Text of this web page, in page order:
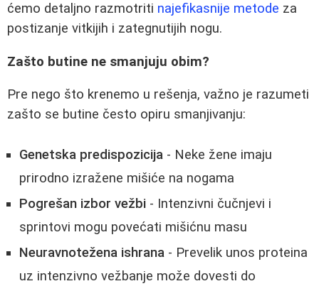
ćemo detaljno razmotriti najefikasnije metode za
postizanje vitkijih i zategnutijih nogu.
Zašto butine ne smanjuju obim?
Pre nego što krenemo u rešenja, važno je razumeti
zašto se butine često opiru smanjivanju:
Genetska predispozicija - Neke žene imaju
prirodno izražene mišiće na nogama
Pogrešan izbor vežbi - Intenzivni čučnjevi i
sprintovi mogu povećati mišićnu masu
Neuravnotežena ishrana - Prevelik unos proteina
uz intenzivno vežbanje može dovesti do